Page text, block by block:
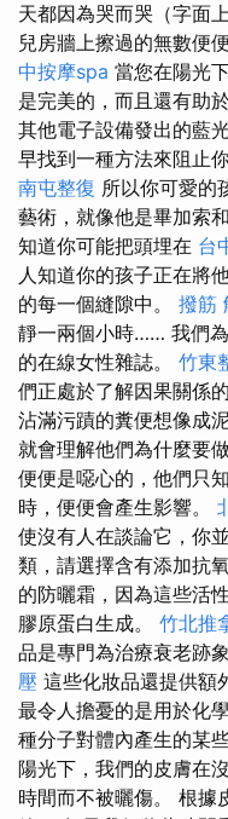
天都因為哭而哭（字面
兒房牆上擦過的無數便
中按摩spa 當您在陽光
是完美的，而且還有助
其他電子設備發出的藍
早找到一種方法來阻止
南屯整復 所以你可愛的
藝術，就像他是畢加索
知道你可能把頭埋在 台
人知道你的孩子正在將
的每一個縫隙中。 撥筋
靜一兩個小時…… 我們
的在線女性雜誌。 竹東
們正處於了解因果關係
沾滿污蹟的糞便想像成
就會理解他們為什麼要
便便是噁心的，他們只
時，便便會產生影響。
使沒有人在談論它，你
類，請選擇含有添加抗
的防曬霜，因為這些活
膠原蛋白生成。 竹北推
品是專門為治療衰老跡
壓 這些化妝品還提供額
最令人擔憂的是用於化
種分子對體內產生的某
陽光下，我們的皮膚在
時間而不被曬傷。 根